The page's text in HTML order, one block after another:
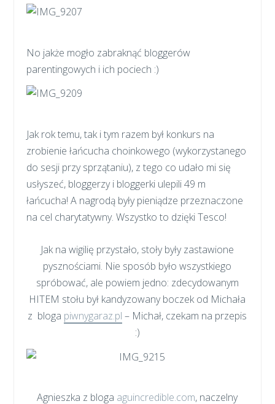
No jakże mogło zabraknąć bloggerów
parentingowych i ich pociech :)
Jak rok temu, tak i tym razem był konkurs na
zrobienie łańcucha choinkowego (wykorzystanego
do sesji przy sprzątaniu), z tego co udało mi się
usłyszeć, bloggerzy i bloggerki ulepili 49 m
łańcucha! A nagrodą były pieniądze przeznaczone
na cel charytatywny. Wszystko to dzięki Tesco!
Jak na wigilię przystało, stoły były zastawione
pysznościami. Nie sposób było wszystkiego
spróbować, ale powiem jedno: zdecydowanym
HITEM stołu był kandyzowany boczek od Michała
z bloga piwnygaraz.pl – Michał, czekam na przepis
:)
Agnieszka z bloga aguincredible.com, naczelny